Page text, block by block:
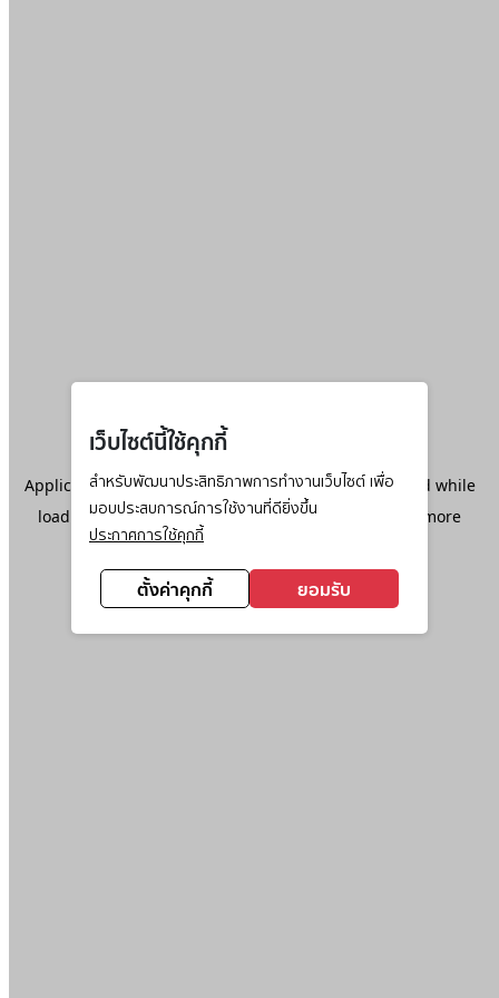
เว็บไซต์นี้ใช้คุกกี้
สำหรับพัฒนาประสิทธิภาพการทำงานเว็บไซต์ เพื่อ
มอบประสบการณ์การใช้งานที่ดียิ่งขึ้น
ประกาศการใช้คุกกี้
ตั้งค่าคุกกี้ ยอมรับ
Application error: aclient-side exception has occurred while
loadingwww.ktc.co.th(see the browser console
for more
information).